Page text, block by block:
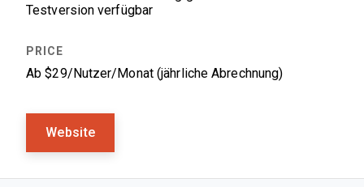
Testversion verfügbar
Ab $29/Nutzer/Monat (jährliche Abrechnung)
Website